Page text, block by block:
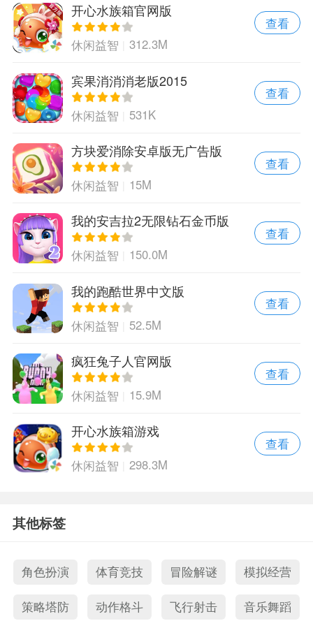
开心水族箱官网版
休闲益智 312.3M
查看
宾果消消消老版2015
休闲益智 531K
查看
方块爱消除安卓版无广告版
休闲益智 15M
查看
我的安吉拉2无限钻石金币版
休闲益智 150.0M
查看
我的跑酷世界中文版
休闲益智 52.5M
查看
疯狂兔子人官网版
休闲益智 15.9M
查看
开心水族箱游戏
休闲益智 298.3M
查看
其他标签
角色扮演 体育竞技 冒险解谜 模拟经营
策略塔防 动作格斗 飞行射击 音乐舞蹈